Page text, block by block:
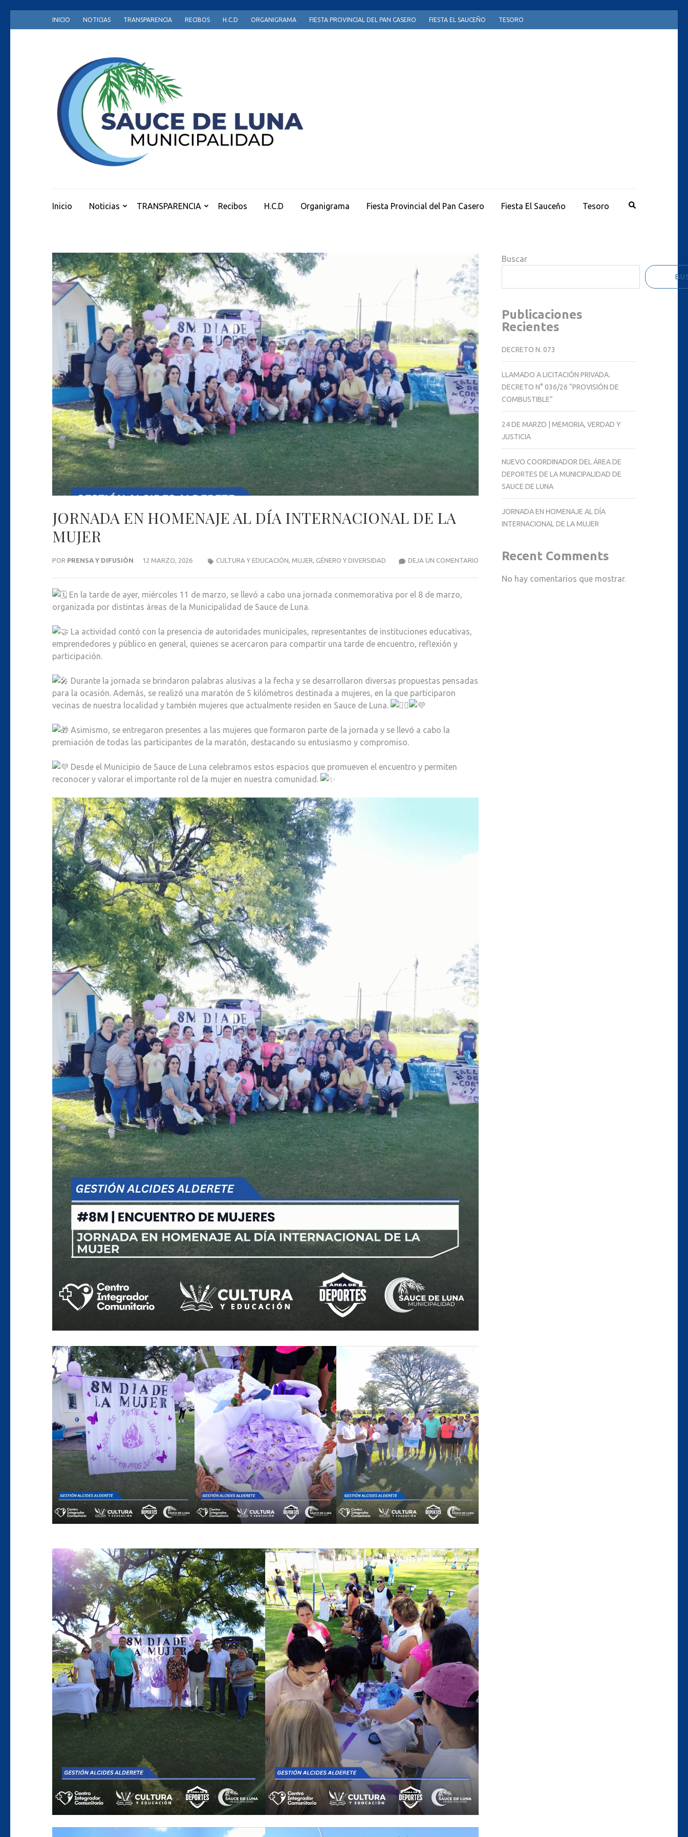
to
INICIO NOTICIAS TRANSPARENCIA RECIBOS H.C.D ORGANIGRAMA FIESTA PROVINCIAL DEL PAN CASERO FIESTA EL SAUCEÑO TESORO
Inicio Noticias TRANSPARENCIA Recibos H.C.D Organigrama Fiesta Provincial del Pan Casero Fiesta El Sauceño Tesoro
JORNADA EN HOMENAJE AL DÍA INTERNACIONAL DE LA
MUJER
POR PRENSA Y DIFUSIÓN 12 MARZO, 2026 DEJA UN COMENTARIOJORNADA
HOMENAJE
CULTURA Y EDUCACIÓN MUJER, GÉNERO Y DIVERSIDAD
En la tarde de ayer, miércoles 11 de marzo, se llevó a cabo una jornada conmemorativa por el 8 de marzo,
organizada por distintas áreas de la Municipalidad de Sauce de Luna.
La actividad contó con la presencia de autoridades municipales, representantes de instituciones educativas,
emprendedores y público en general, quienes se acercaron para compartir una tarde de encuentro, reflexión y
participación.
Durante la jornada se brindaron palabras alusivas a la fecha y se desarrollaron diversas propuestas pensadas
para la ocasión. Además, se realizó una maratón de 5 kilómetros destinada a mujeres, en la que participaron
vecinas de nuestra localidad y también mujeres que actualmente residen en Sauce de Luna.
Asimismo, se entregaron presentes a las mujeres que formaron parte de la jornada y se llevó a cabo la
premiación de todas las participantes de la maratón, destacando su entusiasmo y compromiso.
Desde el Municipio de Sauce de Luna celebramos estos espacios que promueven el encuentro y permiten
reconocer y valorar el importante rol de la mujer en nuestra comunidad.
Buscar
Publicaciones
Recientes
DECRETO N. 073
LLAMADO A LICITACIÓN PRIVADA.
DECRETO N° 036/26 “PROVISIÓN DE
COMBUSTIBLE”
24 DE MARZO | MEMORIA, VERDAD Y
JUSTICIA
NUEVO COORDINADOR DEL ÁREA DE
DEPORTES DE LA MUNICIPALIDAD DE
SAUCE DE LUNA
JORNADA EN HOMENAJE AL DÍA
INTERNACIONAL DE LA MUJER
Recent Comments
No hay comentarios que mostrar.